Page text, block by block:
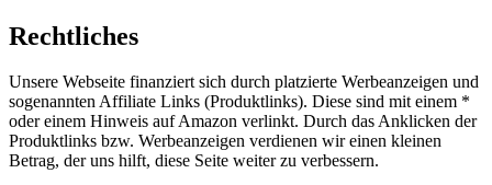
Rechtliches
Unsere Webseite finanziert sich durch platzierte Werbeanzeigen und
sogenannten Affiliate Links (Produktlinks). Diese sind mit einem *
oder einem Hinweis auf Amazon verlinkt. Durch das Anklicken der
Produktlinks bzw. Werbeanzeigen verdienen wir einen kleinen
Betrag, der uns hilft, diese Seite weiter zu verbessern.